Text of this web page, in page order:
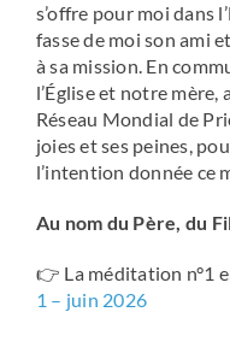
s’offre pour moi dans
fasse de moi son ami
à sa mission. En
l’Église et notre
Réseau Mondial de
joies et ses peines,
l’intention donnée ce
Au nom du Père, du
👉 La méditation n°1
1 – juin 2026